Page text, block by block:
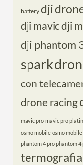
battery dji
dji mavicdji
dji phantom
spark
con
drone racing
mavic pro mavic pro
osmo mobile osmo mobile
phantom 4 pro phantom 4
termografia